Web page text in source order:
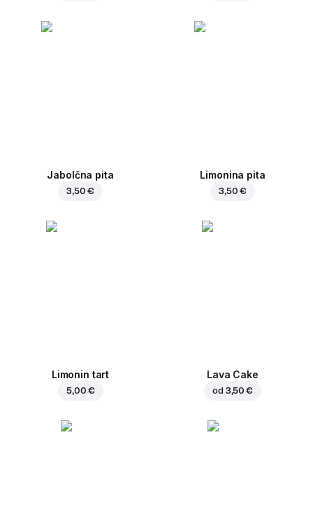
Jabolčna pita
3,50 €
Limonina pita
3,50 €
Limonin tart
5,00 €
Lava Cake
od 3,50 €